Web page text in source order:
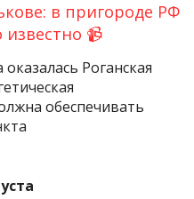
в пригороде РФ
📹
Роганская
обеспечивать